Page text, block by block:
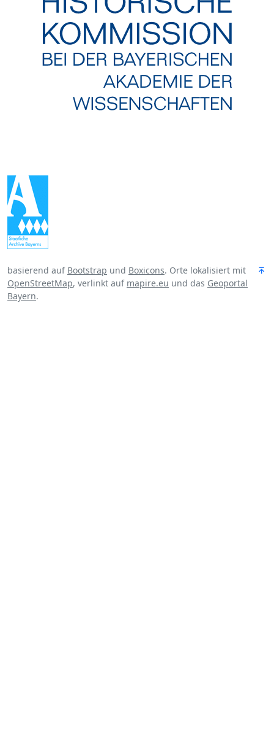
basierend auf Bootstrap und Boxicons. Orte lokalisiert mit
OpenStreetMap, verlinkt auf mapire.eu und das Geoportal
Bayern.